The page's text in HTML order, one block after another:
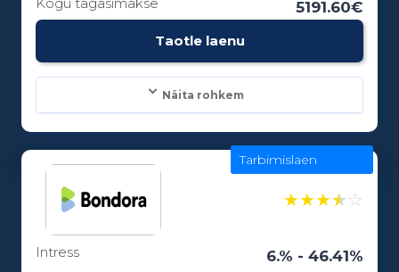
5191.60€
Taotle laenu
Näita rohkem
Laenuperiood:
★★★★☆
Intress 6.% - 46.41%
Tarbimislaen